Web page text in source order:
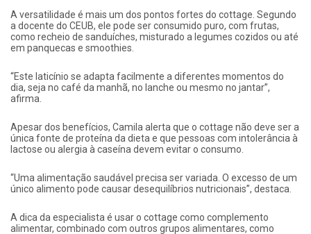
A versatilidade é mais um dos pontos fortes do cottage. Segundo
a docente do CEUB, ele pode ser consumido puro, com frutas,
como recheio de sanduíches, misturado a legumes cozidos ou até
em panquecas e smoothies.
“Este laticínio se adapta facilmente a diferentes momentos do
dia, seja no café da manhã, no lanche ou mesmo no jantar”,
afirma.
Apesar dos benefícios, Camila alerta que o cottage não deve ser a
única fonte de proteína da dieta e que pessoas com intolerância à
lactose ou alergia à caseína devem evitar o consumo.
“Uma alimentação saudável precisa ser variada. O excesso de um
único alimento pode causar desequilíbrios nutricionais”, destaca.
A dica da especialista é usar o cottage como complemento
alimentar, combinado com outros grupos alimentares, como